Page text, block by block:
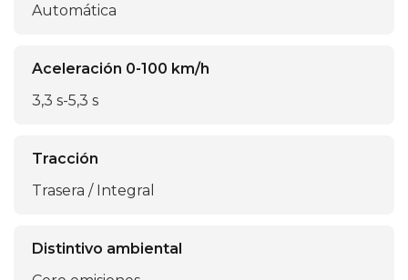
Automática
Aceleración 0-100 km/h
3,3 s-5,3 s
Tracción
Trasera / Integral
Distintivo ambiental